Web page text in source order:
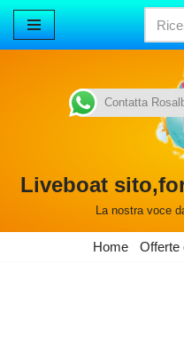
Vai
Liveboat
La nostra voce
Home Offerte
Contatta